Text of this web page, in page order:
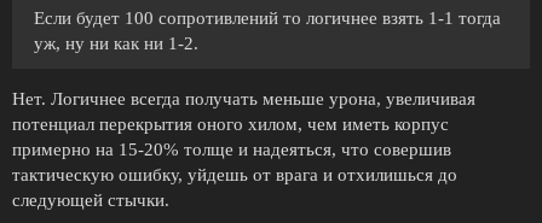
Если будет 100 сопротивлений то логичнее взять 1-1 тогда
уж, ну ни как ни 1-2.
Нет. Логичнее всегда получать меньше урона, увеличивая
потенциал перекрытия оного хилом, чем иметь корпус
примерно на 15-20% толще и надеяться, что совершив
тактическую ошибку, уйдешь от врага и отхилишься до
следующей стычки.